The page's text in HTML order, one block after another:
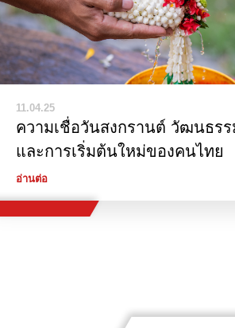
11.04.25
ความเชื่อวันสงกรานต์ วัฒนธร
และการเริ่มต้นใหม่ของคนไทย
อ่านต่อ